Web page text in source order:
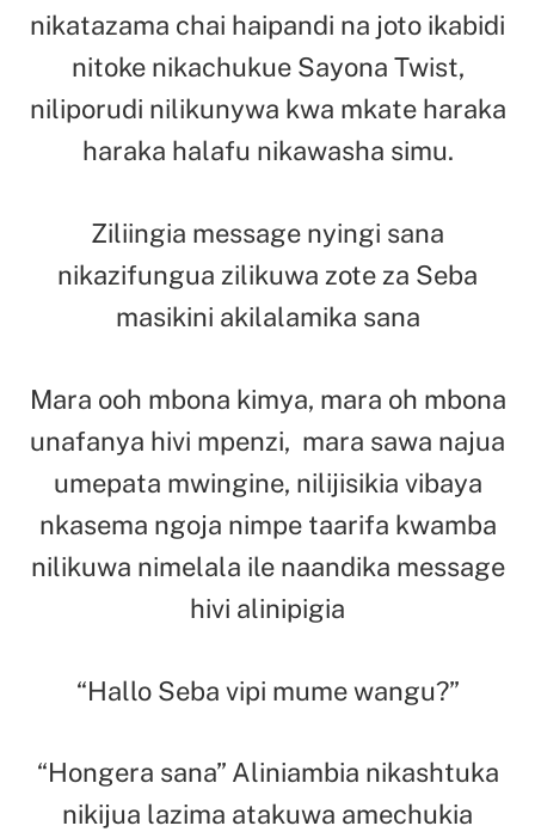
nikatazama chai haipandi na joto ikabidi
nitoke nikachukue Sayona Twist,
niliporudi nilikunywa kwa mkate haraka
haraka halafu nikawasha simu.
Ziliingia message nyingi sana
nikazifungua zilikuwa zote za Seba
masikini akilalamika sana
Mara ooh mbona kimya, mara oh mbona
unafanya hivi mpenzi, mara sawa najua
umepata mwingine, nilijisikia vibaya
nkasema ngoja nimpe taarifa kwamba
nilikuwa nimelala ile naandika message
hivi alinipigia
“Hallo Seba vipi mume wangu?”
“Hongera sana” Aliniambia nikashtuka
nikijua lazima atakuwa amechukia